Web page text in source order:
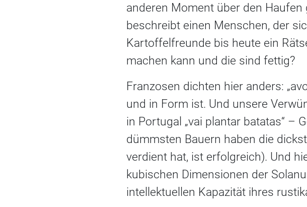
anderen Moment über den
beschreibt einen Menschen, der
Kartoffelfreunde bis heute ein
machen kann und die sind fettig?
Franzosen dichten hier anders:
und in Form ist. Und unsere
in Portugal „vai plantar batatas“ –
dümmsten Bauern haben die
verdient hat, ist erfolgreich). Und
kubischen Dimensionen der
intellektuellen Kapazität ihres